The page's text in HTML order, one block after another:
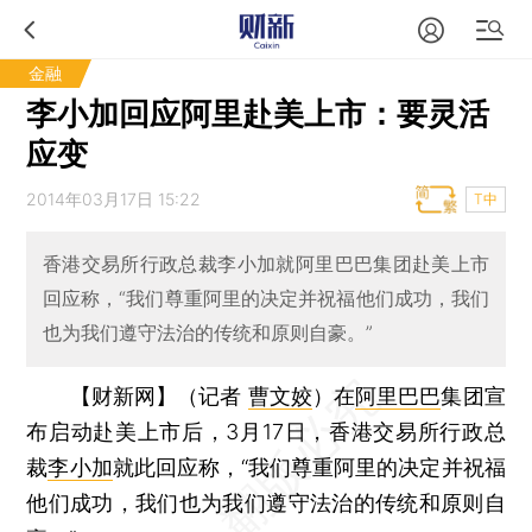
金融
李小加回应阿里赴美上市：要灵活
应变
2014年03月17日 15:22 T中
香港交易所行政总裁李小加就阿里巴巴集团赴美上市
回应称，“我们尊重阿里的决定并祝福他们成功，我们
也为我们遵守法治的传统和原则自豪。”
【财新网】（记者 曹文姣） 在阿里巴巴集团宣
布启动赴美上市后，3月17日，香港交易所行政总
裁李小加就此回应称，“我们尊重阿里的决定并祝福
他们成功，我们也为我们遵守法治的传统和原则自